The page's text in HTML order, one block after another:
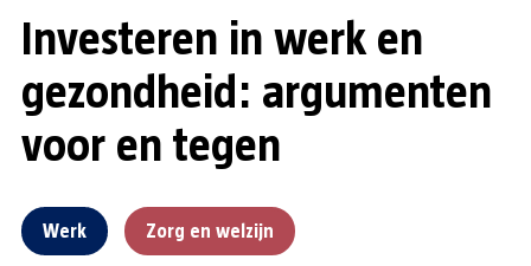
Investeren in werk en
gezondheid: argumenten
voor en tegen
Werk Zorg en welzijn